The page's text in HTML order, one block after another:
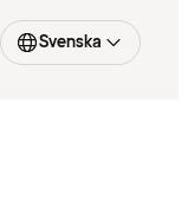
Svenska